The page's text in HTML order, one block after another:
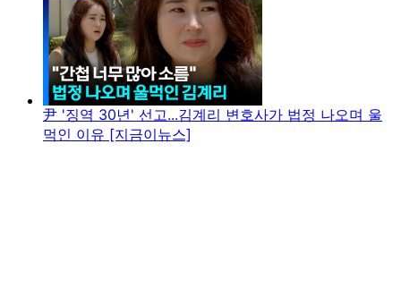
尹 '징역 30년' 선고...김계리 변호사가 법정 나오며 울
먹인 이유 [지금이뉴스]